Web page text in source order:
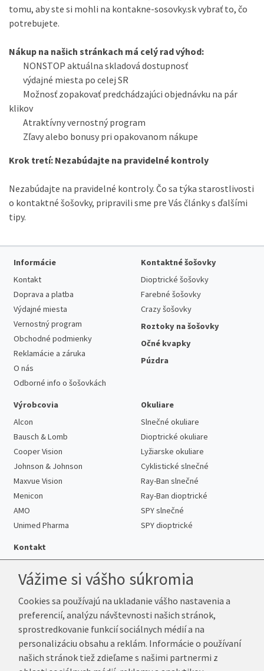
tomu, aby ste si mohli na kontakne-sosovky.sk vybrať to, čo
potrebujete.
Nákup na našich stránkach má celý rad výhod:
NONSTOP aktuálna skladová dostupnosť
výdajné miesta po celej SR
Možnosť zopakovať predchádzajúci objednávku na pár
klikov
Atraktívnyvernostný program
Zľavy alebo bonusy pri opakovanom nákupe
Krok tretí: Nezabúdajte na pravidelné kontroly
Nezabúdajte na pravidelné kontroly. Čo sa týka starostlivosti
o kontaktné šošovky, pripravili sme pre Vás články s ďalšími
tipy.
Informácie
Kontakt
Doprava a platba
Výdajné miesta
Vernostný program
Obchodné podmienky
Reklamácie a záruka
O nás
Odborné info o šošovkách
Kontaktné šošovky
Dioptrické šošovky
Farebné šošovky
Crazy šošovky
Roztoky na šošovky
Očné kvapky
Púzdra
Výrobcovia
Alcon
Bausch & Lomb
Cooper Vision
Johnson & Johnson
Maxvue Vision
Menicon
AMO
Unimed Pharma
Okuliare
Slnečné okuliare
Dioptrické okuliare
Lyžiarske okuliare
Cyklistické slnečné
Ray-Ban slnečné
Ray-Ban dioptrické
SPY slnečné
SPY dioptrické
Kontakt
Telefón:+421 222 205 863
E-mail:info@k-sosovky.sk
Reklamačná adresa
Andrea Votavová
Revoluční 1017
Vážime si vášho súkromia
Cookies sa používajú na ukladanie vášho nastavenia a
preferencií, analýzu návštevnosti našich stránok,
sprostredkovanie funkcií sociálnych médií a na
personalizáciu obsahu a reklám. Informácie o používaní
našich stránok tiež zdieľame s našimi partnermi z